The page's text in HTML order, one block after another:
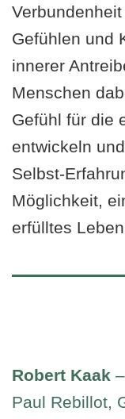
Gefühlen und
innerer
Menschen
Gefühl für die
entwickeln
Selbst-
Möglichkeit,
erfülltes
Robert Kaak
Paul Rebillot,